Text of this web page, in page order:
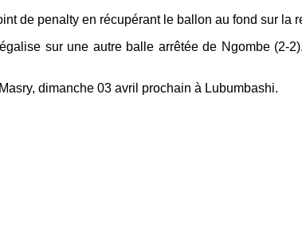
de penalty en récupérant le ballon au fond sur la
sur une autre balle arrêtée de Ngombe (2-
dimanche 03 avril prochain à Lubumbashi.